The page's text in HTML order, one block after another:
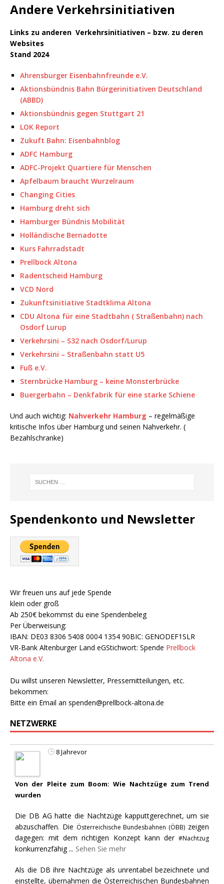
Andere Verkehrsinitiativen
Links zu anderen Verkehrsinitiativen – bzw. zu deren
Websites
Stand 2024
Ahrensburger Eisenbahnfreunde e.V.
Aktionsbündnis Bahn Bürgerinitiativen Deutschland
(ABBD)
Aktionsbündnis gegen Stuttgart 21
LOK Report
Zukuft Bahn: Eisenbahnblog
ADFC Hamburg
ADFC-Projekt Quartiere für Menschen
Apfelbaum braucht Wurzelraum
Changing Cities
Hamburg dreht sich
Hamburger Bündnis Mobilität
Holländische Bernadotte
Kurs Fahrradstadt
Prellbock Altona
Radentscheid Hamburg
VCD Nord
Zukunftsinitiative Stadtklima Altona
CDU Altona für eine Stadtbahn ( Straßenbahn) nach
Osdorf Lurup
Verkehrsini – S32 nach Osdorf/Lurup
Verkehrsini – Straßenbahn statt U5
Fuß e.V.
Sternbrücke Hamburg – keine Monsterbrücke
Buergerbahn – Denkfabrik für eine starke Schiene
Und auch wichtig: Nahverkehr Hamburg – regelmäßige
kritische Infos über Hamburg und seinen Nahverkehr. (
Bezahlschranke)
Spendenkonto und Newsletter
Wir freuen uns auf jede Spende
klein oder groß
Ab 250€ bekommst du eine Spendenbeleg
Per Überweisung:
IBAN: DE03 8306 5408 0004 1354 90BIC: GENODEF1SLR
VR-Bank Altenburger Land eGStichwort: Spende Prellbock
Altona e.V.
Du willst unseren Newsletter, Pressemitteilungen, etc.
bekommen:
Bitte ein Email an spenden@prellbock-altona.de
NETZWERKE
8 Jahrevor
Von der Pleite zum Boom: Wie Nachtzüge zum Trend
wurden
Die DB AG hatte die Nachtzüge kapputtgerechnet, um sie
abzuschaffen. Die Österreichische Bundesbahnen (ÖBB) zeigen
dagegen: mit dem richtigen Konzept kann der #Nachtzug
konkurrenzfähig ... Sehen Sie mehr
Als die DB ihre Nachtzüge als unrentabel bezeichnete und
einstellte, übernahmen die Österreichischen Bundesbahnen